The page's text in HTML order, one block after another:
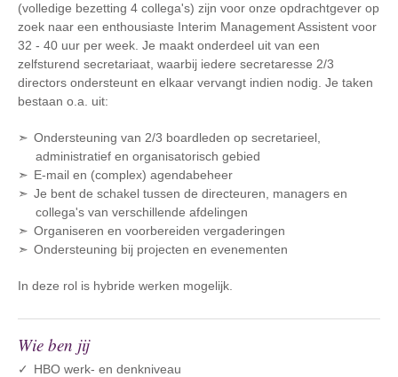
(volledige bezetting 4 collega's) zijn voor onze opdrachtgever op
zoek naar een enthousiaste Interim Management Assistent voor
32 - 40 uur per week. Je maakt onderdeel uit van een
zelfsturend secretariaat, waarbij iedere secretaresse 2/3
directors ondersteunt en elkaar vervangt indien nodig. Je taken
bestaan o.a. uit:
Ondersteuning van 2/3 boardleden op secretarieel,
administratief en organisatorisch gebied
E-mail en (complex) agendabeheer
Je bent de schakel tussen de directeuren, managers en
collega's van verschillende afdelingen
Organiseren en voorbereiden vergaderingen
Ondersteuning bij projecten en evenementen
In deze rol is hybride werken mogelijk.
Wie ben jij
HBO werk- en denkniveau